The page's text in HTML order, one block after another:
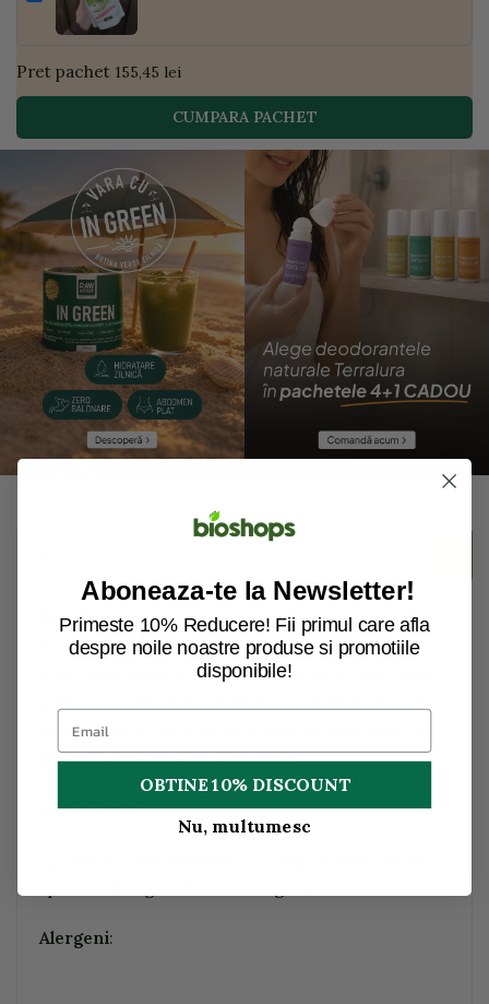
Pret pachet 155,45 lei
CUMPARA PACHET
Descriere:
Genmai Su Arche este un otet de orez bio
fermentat natural, fin si acru. Otetul de orez este
sosuri, dar de asemenea, completeaza felurile de
linte si fasole cu gust usor acru.
Ingrediente:
Alergeni:
Aboneaza-te la Newsletter!
Primeste 10% Reducere! Fii primul care afla
despre noile noastre produse si promotiile
disponibile!
OBTINE 10% DISCOUNT
Nu, multumesc